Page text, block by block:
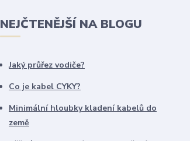
NEJČTENĚJŠÍ NA BLOGU
Jaký průřez vodiče?
Co je kabel CYKY?
Minimální hloubky kladení kabelů do
země